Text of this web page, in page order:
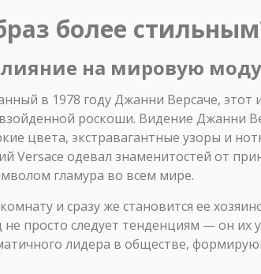
более
на мировую моду
в 1978 году Джанни Версаче,
роскоши. Видение Джанни
цвета, экстравагантные узоры и
Versace одевал знаменитостей от
гламура во всем мире.
и сразу же становится ее
просто следует тенденциям — он их
лидера в обществе,